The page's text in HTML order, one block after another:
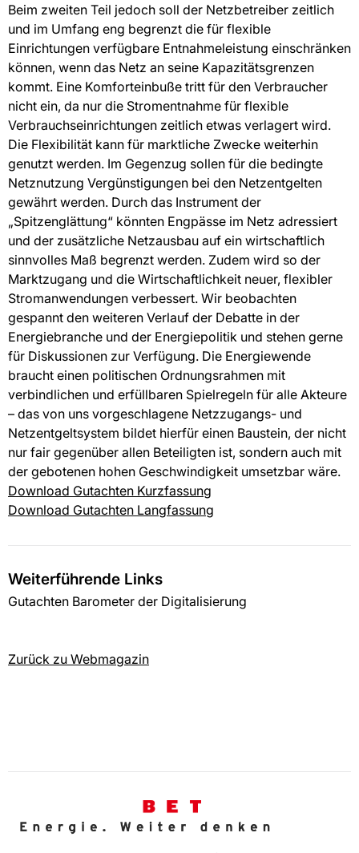
Beim zweiten Teil jedoch soll der Netzbetreiber zeitlich
und im Umfang eng begrenzt die für flexible
Einrichtungen verfügbare Entnahmeleistung einschränken
können, wenn das Netz an seine Kapazitätsgrenzen
kommt. Eine Komforteinbuße tritt für den Verbraucher
nicht ein, da nur die Stromentnahme für flexible
Verbrauchseinrichtungen zeitlich etwas verlagert wird.
Die Flexibilität kann für marktliche Zwecke weiterhin
genutzt werden. Im Gegenzug sollen für die bedingte
Netznutzung Vergünstigungen bei den Netzentgelten
gewährt werden. Durch das Instrument der
„Spitzenglättung“ könnten Engpässe im Netz adressiert
und der zusätzliche Netzausbau auf ein wirtschaftlich
sinnvolles Maß begrenzt werden. Zudem wird so der
Marktzugang und die Wirtschaftlichkeit neuer, flexibler
Stromanwendungen verbessert. Wir beobachten
gespannt den weiteren Verlauf der Debatte in der
Energiebranche und der Energiepolitik und stehen gerne
für Diskussionen zur Verfügung. Die Energiewende
braucht einen politischen Ordnungsrahmen mit
verbindlichen und erfüllbaren Spielregeln für alle Akteure
– das von uns vorgeschlagene Netzzugangs- und
Netzentgeltsystem bildet hierfür einen Baustein, der nicht
nur fair gegenüber allen Beteiligten ist, sondern auch mit
der gebotenen hohen Geschwindigkeit umsetzbar wäre.
Download Gutachten Kurzfassung
Download Gutachten Langfassung
Weiterführende Links
Gutachten Barometer der Digitalisierung
Zurück zu Webmagazin